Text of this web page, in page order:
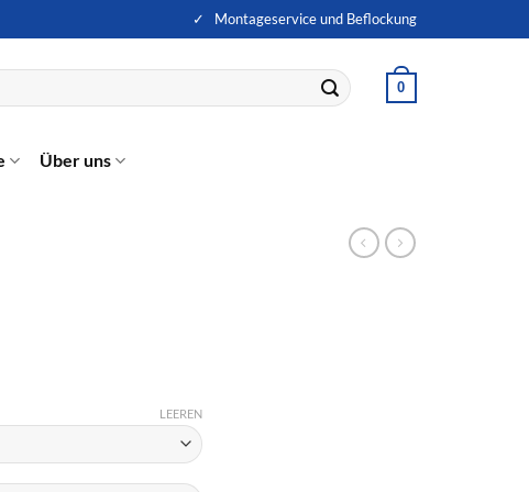
✓ Montageservice und Beflockung
0
Über uns
LEEREN